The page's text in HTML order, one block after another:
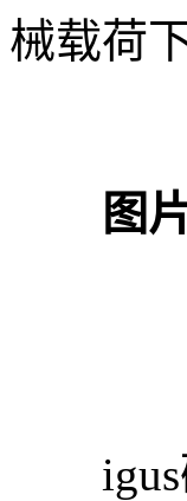
械载荷
图
igus